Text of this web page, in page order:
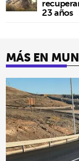
23 años
MÁS EN